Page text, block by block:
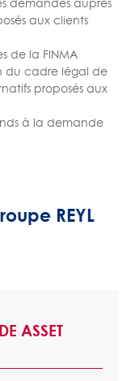
demandes auprès
aux clients
de la FINMA
du cadre légal de
proposés aux
à la demande
REYL
ASSET